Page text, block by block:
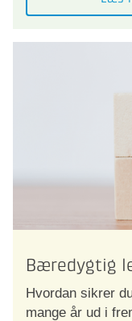
Bæredygtig
Hvordan sikrer
mange år ud i